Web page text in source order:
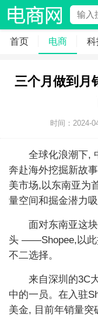
首页 电商 科
三个月做到月
时间：2024-
全球化浪潮下,
奔赴海外挖掘新故
美市场,以东南亚为
量空间和掘金潜力
面对东南亚这
头 ——Shopee,以此
不二选择。
来自深圳的3C
中的一员。在入驻
美金, 目前年销量突